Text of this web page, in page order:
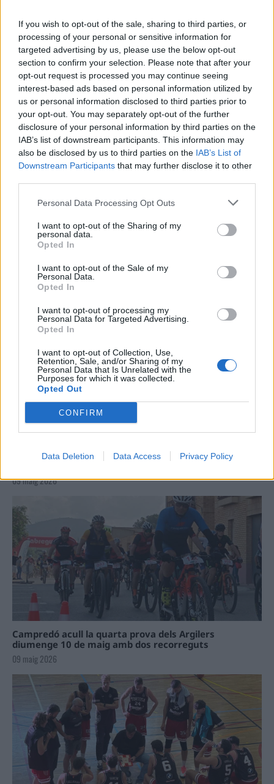
If you wish to opt-out of the sale, sharing to third parties, or
processing of your personal or sensitive information for
targeted advertising by us, please use the below opt-out
section to confirm your selection. Please note that after your
opt-out request is processed you may continue seeing
interest-based ads based on personal information utilized by
us or personal information disclosed to third parties prior to
your opt-out. You may separately opt-out of the further
disclosure of your personal information by third parties on the
IAB’s list of downstream participants. This information may
also be disclosed by us to third parties on the IAB’s List of
Downstream Participants that may further disclose it to other
Personal Data Processing Opt Outs
I want to opt-out of the Sharing of my
personal data.
Opted In
I want to opt-out of the Sale of my
Personal Data.
Opted In
I want to opt-out of processing my
Personal Data for Targeted Advertising.
Opted In
I want to opt-out of Collection, Use,
Retention, Sale, and/or Sharing of my
Personal Data that Is Unrelated with the
Purposes for which it was collected.
Opted Out
CONFIRM
Data Deletion Data Access Privacy Policy
Els vestits de paper guanyen força
enguany amb més modistes i gairebé
40 peces a concurs
31 de juliol de 2026
“L’eclipsi serà una oportunitat també
per a gaudir de les Festes Majors
d’Amposta”
31 de juliol de 2026
Blaumut lidera el cartell musical de les
Festes
La Cursa de l’Aldea segona d’etiqueta d’or de la
09 maig 2026
Campredó acull la quarta prova dels Argilers
diumenge 10 de maig amb dos recorreguts
09 maig 2026